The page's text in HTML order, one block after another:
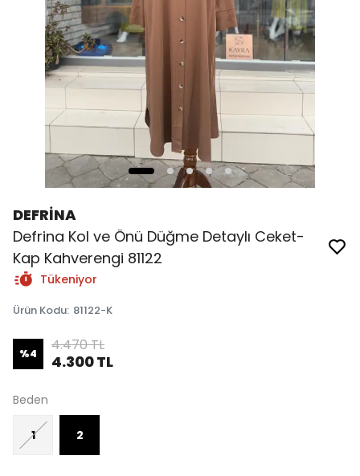
DEFRİNA
Defrina Kol ve Önü Düğme Detaylı Ceket-
Kap Kahverengi 81122
Tükeniyor
Ürün Kodu: 81122-K
%4 4.470 TL
4.300 TL
Beden
1 2